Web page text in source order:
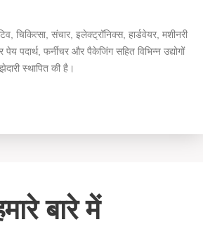
चिकित्सा, संचार, इलेक्ट्रॉनिक्स, हार्डवेयर, मशीनरी
पेय पदार्थ, फर्नीचर और पैकेजिंग सहित विभिन्न उद्योगों
स्थापित की है।
बारे में